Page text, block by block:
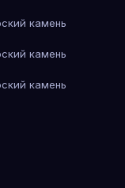
камень
камень
камень